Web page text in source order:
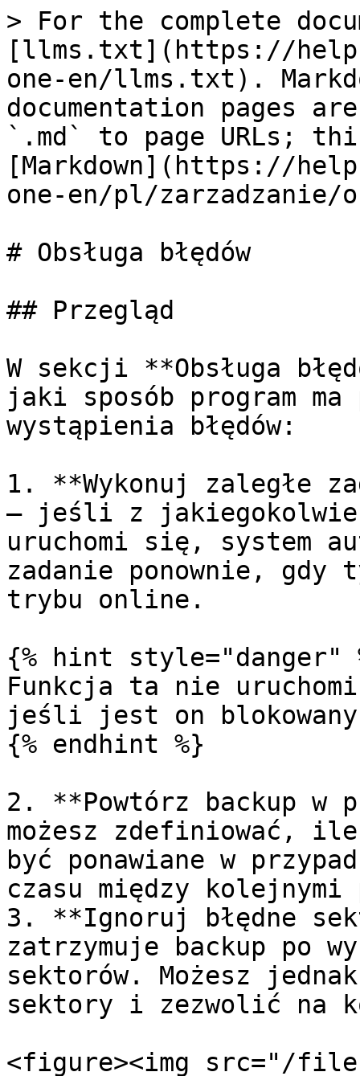
> For the complete
[llms.txt](https://
one-en/llms.txt).
documentation pages
`.md` to page URLs;
[Markdown](https://
one-en/pl/zarzadzanie/
# Obsługa błędów
## Przegląd
W sekcji **Obsługa
jaki sposób program ma
wystąpienia błędów:
1. **Wykonuj zaległe
— jeśli z jakiegokolwiek
uruchomi się, system
zadanie ponownie, gdy
trybu online.
{% hint style="danger"
Funkcja ta nie
jeśli jest on blokowany
{% endhint %}
2. **Powtórz backup w
możesz zdefiniować,
być ponawiane w
czasu między kolejnymi
3. **Ignoruj błędne
zatrzymuje backup po
sektorów. Możesz
sektory i zezwolić na
<figure><img src="/files/